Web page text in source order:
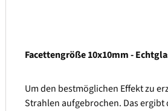
Facettengröße 10x10mm -
Um den bestmöglichen Effekt zu
Strahlen aufgebrochen. Das